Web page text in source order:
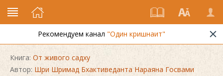
Рекомендуем канал "Один кришнаит"
Книга: От живого садху
Автор: Шри Шримад Бхактиведанта Нараяна Госвами